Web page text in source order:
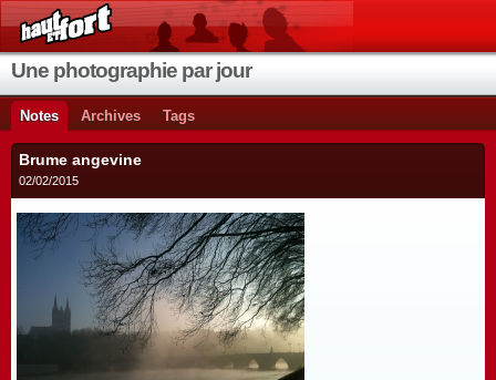
Une photographie par jour
Notes Archives Tags
Brume angevine
02/02/2015